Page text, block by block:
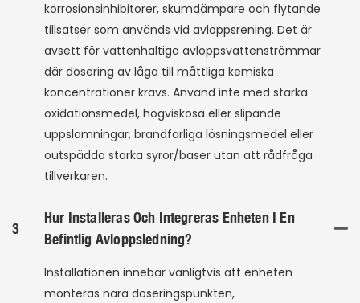
korrosionsinhibitorer, skumdämpare och flytande
tillsatser som används vid avloppsrening. Det är
avsett för vattenhaltiga avloppsvattenströmmar
där dosering av låga till måttliga kemiska
koncentrationer krävs. Använd inte med starka
oxidationsmedel, högviskösa eller slipande
uppslamningar, brandfarliga lösningsmedel eller
outspädda starka syror/baser utan att rådfråga
tillverkaren.
3
Hur Installeras Och Integreras Enheten I En
Befintlig Avloppsledning?
Installationen innebär vanligtvis att enheten
monteras nära doseringspunkten,